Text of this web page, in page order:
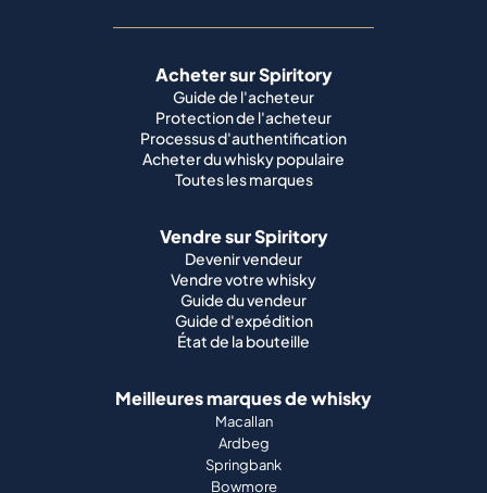
Acheter sur Spiritory
Guide de l'acheteur
Protection de l'acheteur
Processus d'authentification
Acheter du whisky populaire
Toutes les marques
Vendre sur Spiritory
Devenir vendeur
Vendre votre whisky
Guide du vendeur
Guide d'expédition
État de la bouteille
Meilleures marques de whisky
Macallan
Ardbeg
Springbank
Bowmore